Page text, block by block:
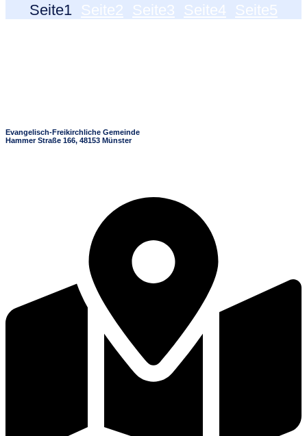
Seite1 Seite2 Seite3 Seite4 Seite5
Evangelisch-Freikirchliche Gemeinde
Hammer Straße 166, 48153 Münster